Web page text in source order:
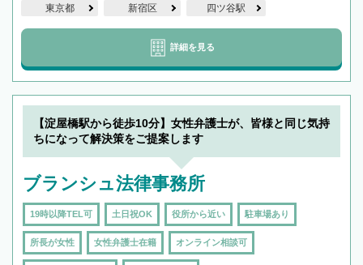
東京都 新宿区 四ツ谷駅
詳細を見る
【淀屋橋駅から徒歩10分】女性弁護士が、皆様と同じ気持
ちになって解決策をご提案します
ブランシュ法律事務所
19時以降TEL可 土日祝OK 役所から近い 駐車場あり
所長が女性 女性弁護士在籍 オンライン相談可